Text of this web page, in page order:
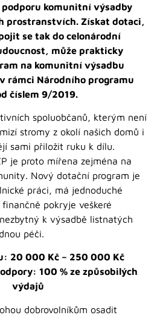
komunitní výsadby
prostranstvích. Získat dotaci,
se tak do celonárodní
může prakticky
na komunitní výsadbu
rámci Národního programu
číslem 9/2019.
spoluobčanů, kterým není
stromy z okolí našich domů i
sami přiložit ruku k dílu.
je proto mířena zejména na
Nový dotační program je
práci, má jednoduché
pokryje veškeré
k výsadbě listnatých
péči.
20 000 Kč – 250 000 Kč
100 % ze způsobilých
výdajů
dobrovolníkům osadit